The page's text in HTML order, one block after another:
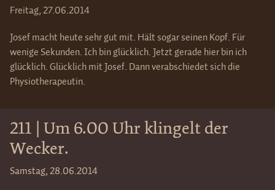
Freitag, 27.06.2014
Josef macht heute sehr gut mit. Hält sogar seinen Kopf. Für
wenige Sekunden. Ich bin glücklich. Jetzt gerade hier bin ich
glücklich. Glücklich mit Josef. Dann verabschiedet sich die
Physiotherapeutin.
211 | Um 6.00 Uhr klingelt der
Wecker.
Samstag, 28.06.2014